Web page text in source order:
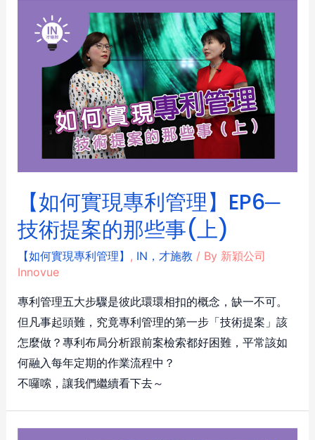
【如何實現專利管理】EP6─
技術提案的那些事(上)
【如何實現專利管理】 , IN，才施教 / By 新穎公司
Innovue
專利管理五大步驟是彼此環環相扣的概念，缺一不可。
但凡事起頭難，究竟專利管理的第一步「技術提案」該
怎麼做？專利布局分析跟前案檢索都好困難，平常該如
何融入每年定期的作業流程中？
不囉嗦，讓我們繼續看下去～